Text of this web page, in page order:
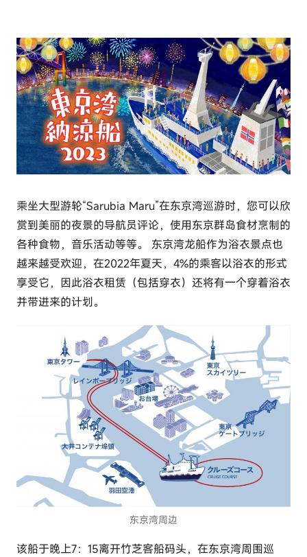
乘坐大型游轮“Sarubia Maru”在东京湾巡游时，您可以欣
赏到美丽的夜景的导航员评论，使用东京群岛食材烹制的
各种食物，音乐活动等等。 东京湾龙船作为浴衣景点也
越来越受欢迎， 在2022年夏天， 4%的乘客以浴衣的形式
享受它，因此浴衣租赁（包括穿衣）还将有一个穿着浴衣
并带进来的计划。
东京湾周边
该船于晚上7：15离开竹芝客船码头，在东京湾周围巡